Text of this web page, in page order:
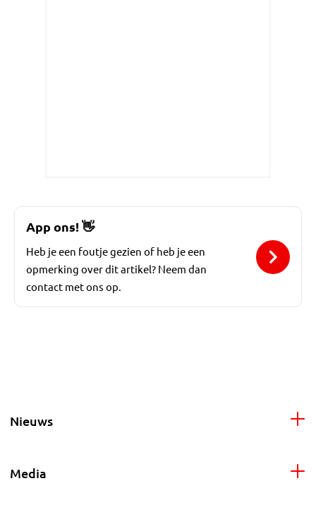
App ons!👋
Heb je een foutje gezien of heb je een
opmerking over dit artikel? Neem dan
contact met ons op.
Nieuws
Media